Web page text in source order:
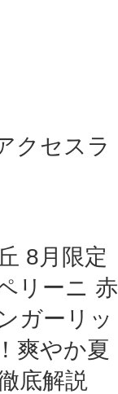
クセスラ
8月限定
リーニ 赤
ガーリッ
爽やか夏
底解説